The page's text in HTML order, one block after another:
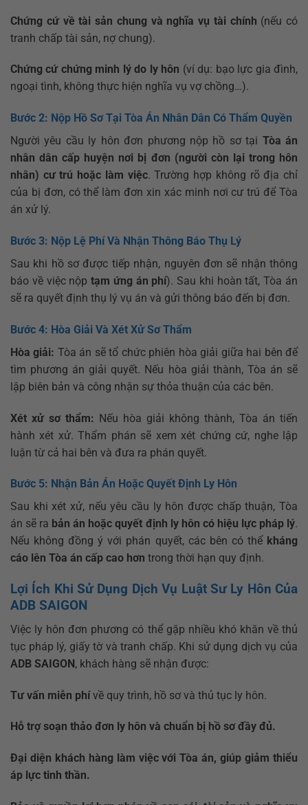
Chứng cứ về tài sản chung và nghĩa vụ tài chính (nếu có
tranh chấp tài sản, nợ chung).
Chứng cứ chứng minh lý do ly hôn (ví dụ: bạo lực gia đình,
ngoại tình, không thực hiện nghĩa vụ vợ chồng…).
Bước 2: Nộp Hồ Sơ Tại Tòa Án Nhân Dân Có Thẩm Quyền
Người yêu cầu ly hôn đơn phương nộp hồ sơ tại Tòa án
nhân dân cấp huyện nơi bị đơn (người còn lại trong hôn
nhân) cư trú hoặc làm việc. Trường hợp không rõ địa chỉ
của bị đơn, có thể làm đơn xin xác minh nơi cư trú để Tòa
án xử lý.
Bước 3: Nộp Lệ Phí Và Nhận Thông Báo Thụ Lý
Sau khi hồ sơ được tiếp nhận, nguyên đơn sẽ nhận thông
báo về việc nộptạm ứng án phí). Sau khi hoàn tất, Tòa án
sẽ ra quyết định thụ lý vụ án và gửi thông báo đến bị đơn.
Bước 4: Hòa Giải Và Xét Xử Sơ Thẩm
Hòa giải: Tòa án sẽ tổ chức phiên hòa giải giữa hai bên để
tìm phương án giải quyết. Nếu hòa giải thành, Tòa án sẽ
lập biên bản và công nhận sự thỏa thuận của các bên.
Xét xử sơ thẩm: Nếu hòa giải không thành, Tòa án tiến
hành xét xử. Thẩm phán sẽ xem xét chứng cứ, nghe lập
luận từ cả hai bên và đưa ra phán quyết.
Bước 5: Nhận Bản Án Hoặc Quyết Định Ly Hôn
Sau khi xét xử, nếu yêu cầu ly hôn được chấp thuận, Tòa
án sẽ ra bản án hoặc quyết định ly hôn có hiệu lực pháp lý.
Nếu không đồng ý với phán quyết, các bên có thể kháng
cáo lên Tòa án cấp cao hơn trong thời hạn quy định.
Lợi Ích Khi Sử Dụng Dịch Vụ Luật Sư Ly Hôn Của
ADB SAIGON
Việc ly hôn đơn phương có thể gặp nhiều khó khăn về thủ
tục pháp lý, giấy tờ và tranh chấp. Khi sử dụng dịch vụ của
ADB SAIGON, khách hàng sẽ nhận được:
Tư vấn miễn phívề quy trình, hồ sơ và thủ tục ly hôn.
Hỗ trợ soạn thảo đơn ly hôn và chuẩn bị hồ sơ đầy đủ.
Đại diện khách hàng làm việc với Tòa án, giúp giảm thiểu
áp lực tinh thần.